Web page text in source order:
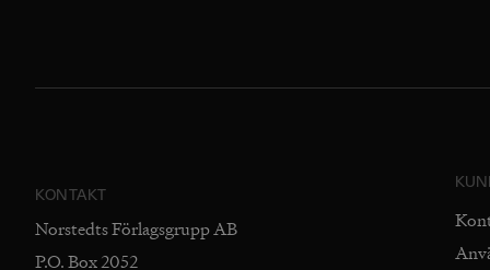
KONTAKT
Norstedts Förlagsgrupp AB
P.O. Box 2052